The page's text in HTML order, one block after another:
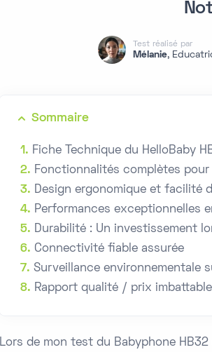
Test réalisé par
Mélanie,
Sommaire
Fiche Technique du HelloBaby
Fonctionnalités complètes
Design ergonomique et facilité
Performances exceptionnelles
Durabilité : Un investissement
Connectivité fiable assurée
Surveillance environnementale
Rapport qualité / prix imbattable
Lors de mon test du Babyphone